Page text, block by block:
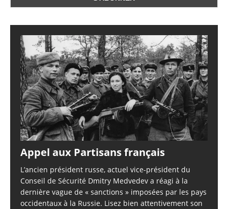
Appel aux Partisans français
L’ancien président russe, actuel vice-président du
Conseil de Sécurité Dmitry Medvedev a réagi à la
dernière vague de « sanctions » imposées par les pays
occidentaux à la Russie. Lisez bien attentivement son